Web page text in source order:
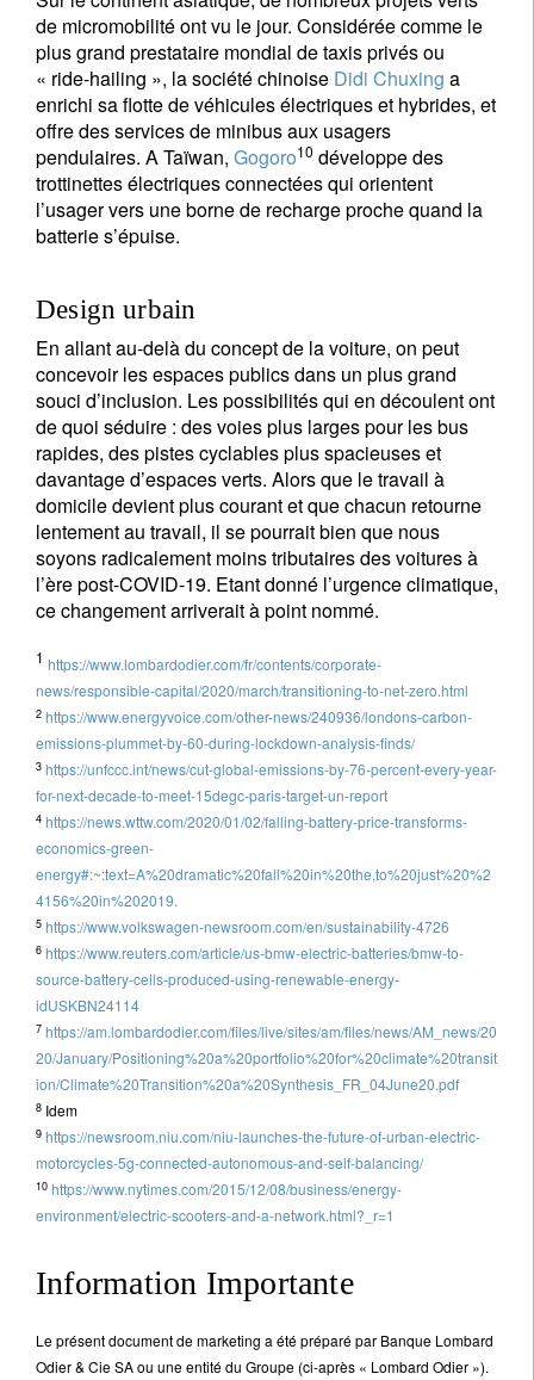
de micromobilité ont vu le jour. Considérée comme le
plus grand prestataire mondial de taxis privés ou
« ride-hailing », la société chinoise Didi Chuxing a
enrichi sa flotte de véhicules électriques et hybrides, et
offre des services de minibus aux usagers
pendulaires. A Taïwan, Gogoro10 développe des
trottinettes électriques connectées qui orientent
l’usager vers une borne de recharge proche quand la
batterie s’épuise.
Design urbain
En allant au-delà du concept de la voiture, on peut
concevoir les espaces publics dans un plus grand
souci d’inclusion. Les possibilités qui en découlent ont
de quoi séduire : des voies plus larges pour les bus
rapides, des pistes cyclables plus spacieuses et
davantage d’espaces verts. Alors que le travail à
domicile devient plus courant et que chacun retourne
lentement au travail, il se pourrait bien que nous
soyons radicalement moins tributaires des voitures à
l’ère post-COVID-19. Etant donné l’urgence climatique,
ce changement arriverait à point nommé.
1 https://www.lombardodier.com/fr/contents/corporate-
news/responsible-capital/2020/march/transitioning-to-net-zero.html
2 https://www.energyvoice.com/other-news/240936/londons-carbon-
emissions-plummet-by-60-during-lockdown-analysis-finds/
3 https://unfccc.int/news/cut-global-emissions-by-76-percent-every-year-
for-next-decade-to-meet-15degc-paris-target-un-report
4 https://news.wttw.com/2020/01/02/falling-battery-price-transforms-
economics-green-
energy#:~:text=A%20dramatic%20fall%20in%20the,to%20just%20%2
4156%20in%202019.
5 https://www.volkswagen-newsroom.com/en/sustainability-4726
6 https://www.reuters.com/article/us-bmw-electric-batteries/bmw-to-
source-battery-cells-produced-using-renewable-energy-
idUSKBN24114
7 https://am.lombardodier.com/files/live/sites/am/files/news/AM_news/20
20/January/Positioning%20a%20portfolio%20for%20climate%20transit
ion/Climate%20Transition%20a%20Synthesis_FR_04June20.pdf
8 Idem
9 https://newsroom.niu.com/niu-launches-the-future-of-urban-electric-
motorcycles-5g-connected-autonomous-and-self-balancing/
10 https://www.nytimes.com/2015/12/08/business/energy-
environment/electric-scooters-and-a-network.html?_r=1
Information Importante
Le présent document de marketing a été préparé par Banque Lombard
Odier & Cie SA ou une entité du Groupe (ci-après « Lombard Odier »).